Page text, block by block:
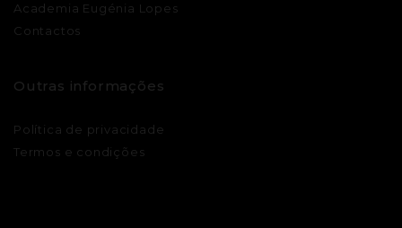
Academia Eugénia Lopes
Contactos
Outras informações
Política de privacidade
Termos e condições